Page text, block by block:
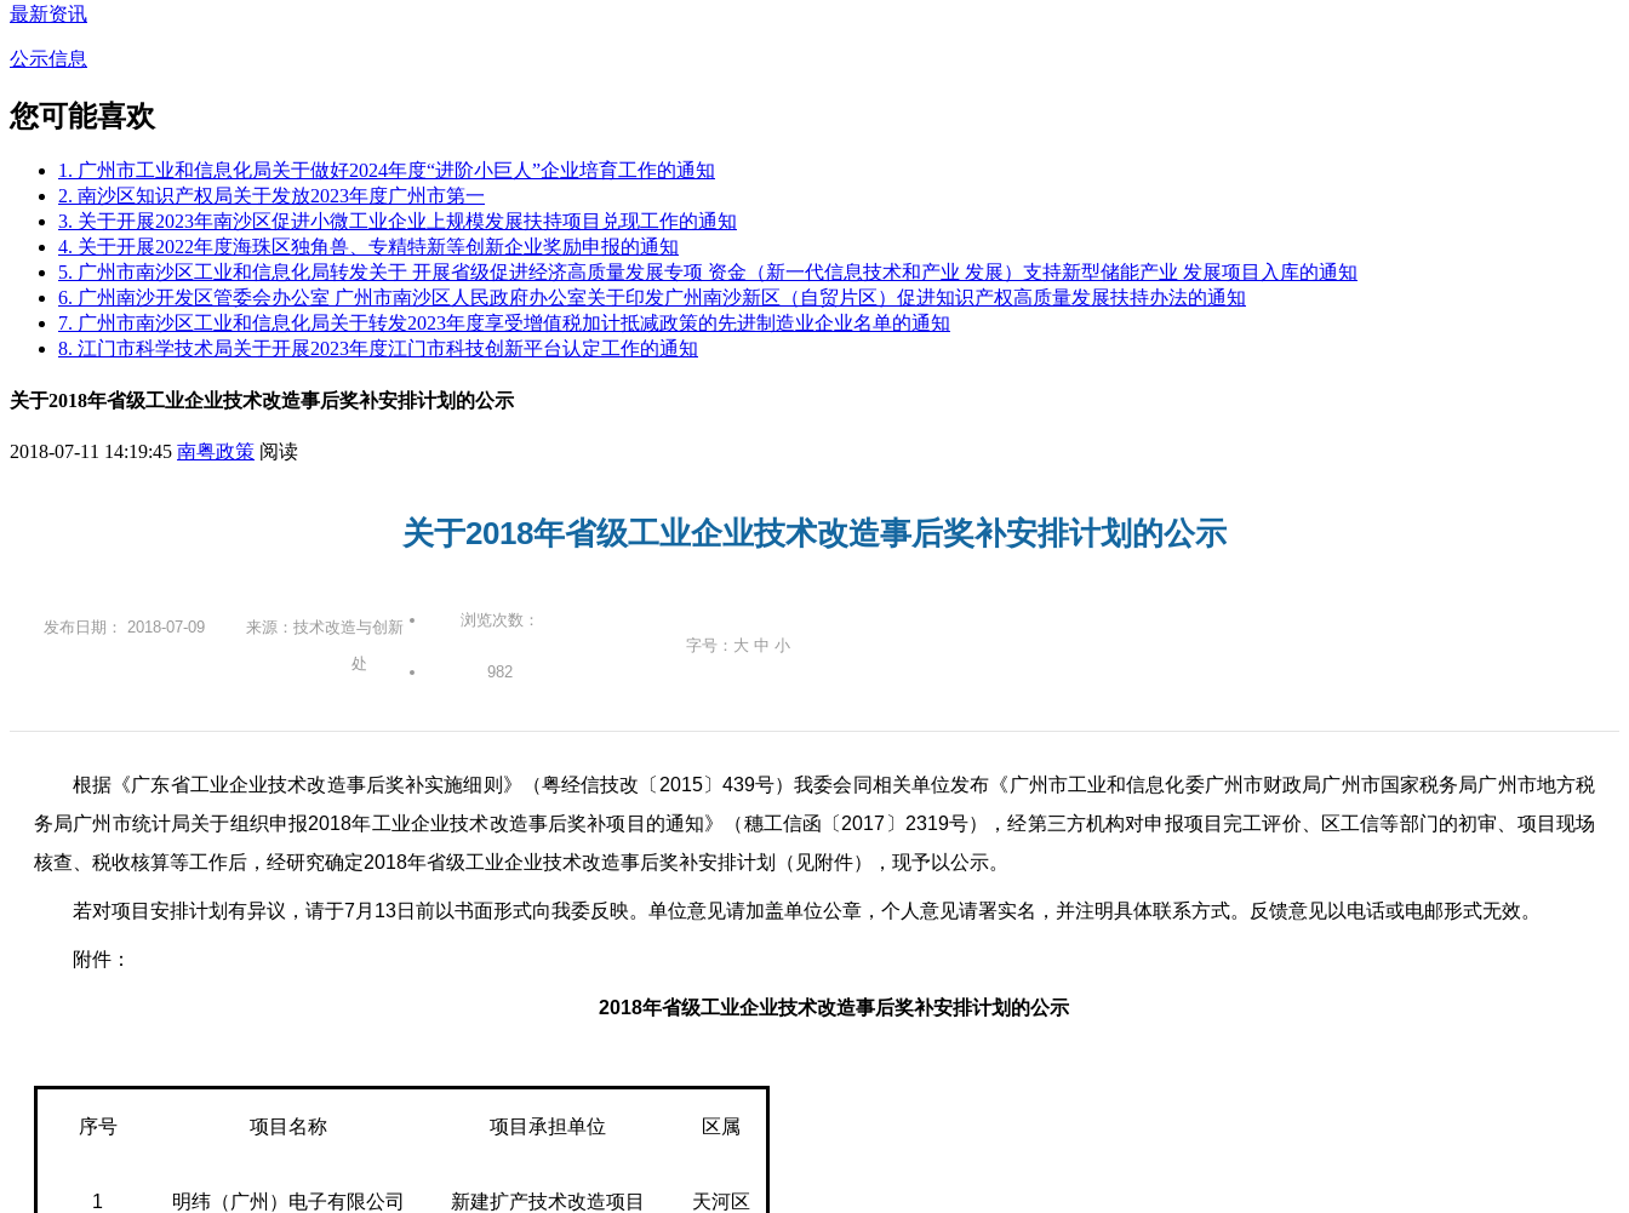
最新资讯
公示信息
您可能喜欢
1. 广州市工业和信息化局关于做好2024年度“进阶小巨人”企业培育工作的通知
2. 南沙区知识产权局关于发放2023年度广州市第一
3. 关于开展2023年南沙区促进小微工业企业上规模发展扶持项目兑现工作的通知
4. 关于开展2022年度海珠区独角兽、专精特新等创新企业奖励申报的通知
5. 广州市南沙区工业和信息化局转发关于 开展省级促进经济高质量发展专项 资金（新一代信息技术和产业 发展）支持新型储能产业 发展项目入库的通知
6. 广州南沙开发区管委会办公室 广州市南沙区人民政府办公室关于印发广州南沙新区（自贸片区）促进知识产权高质量发展扶持办法的通知
7. 广州市南沙区工业和信息化局关于转发2023年度享受增值税加计抵减政策的先进制造业企业名单的通知
8. 江门市科学技术局关于开展2023年度江门市科技创新平台认定工作的通知
关于2018年省级工业企业技术改造事后奖补安排计划的公示
2018-07-11 14:19:45 南粤政策 阅读
关于2018年省级工业企业技术改造事后奖补安排计划的公示
发布日期： 2018-07-09
来源：技术改造与创新
处
浏览次数：
982
字号： 大 中 小
根据《广东省工业企业技术改造事后奖补实施细则》（粤经信技改〔2015〕439号）我委会同相关单位发布《广州市工业和信息化委广州市财政局广州市国家税务局广州市地方税
务局广州市统计局关于组织申报2018年工业企业技术改造事后奖补项目的通知》（穗工信函〔2017〕2319号），经第三方机构对申报项目完工评价、区工信等部门的初审、项目现场
核查、税收核算等工作后，经研究确定2018年省级工业企业技术改造事后奖补安排计划（见附件），现予以公示。
若对项目安排计划有异议，请于7月13日前以书面形式向我委反映。单位意见请加盖单位公章，个人意见请署实名，并注明具体联系方式。反馈意见以电话或电邮形式无效。
附件：
2018年省级工业企业技术改造事后奖补安排计划的公示
序号 项目名称 项目承担单位 区属
1 明纬（广州）电子有限公司 新建扩产技术改造项目 天河区